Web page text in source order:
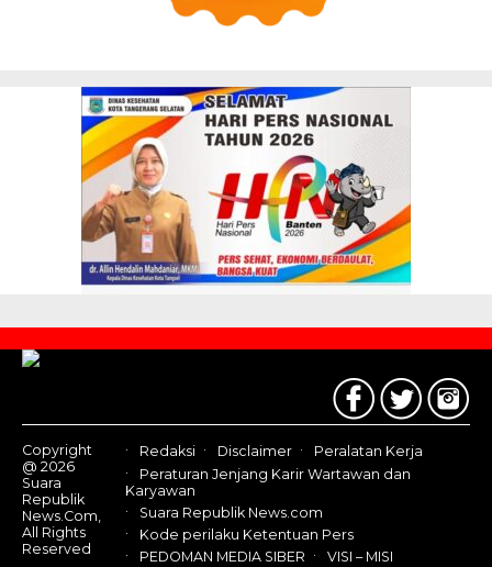
Contact
Us
Copyright
@ 2026
Suara
Republik
News.Com,
All Rights
Reserved
Redaksi Disclaimer
Peralatan Kerja
Peraturan Jenjang Karir Wartawan dan
Karyawan
Suara Republik News.com
Kode perilaku Ketentuan Pers
PEDOMAN MEDIA SIBER
VISI – MISI